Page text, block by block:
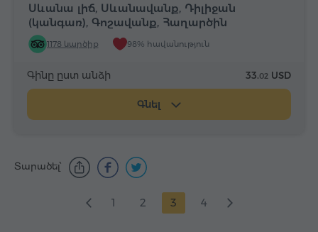
Սևանա լիճ, Սևանավանք, Դիլիջան
(կանգառ), Գոշավանք, Հաղարծին
1178 կարծիք 98% հավանություն
Գինը ըստ անձի 33.02 USD
Գնել
Տարածել՝
1 2 3 4